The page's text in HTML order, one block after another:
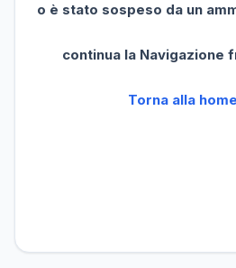
o è stato sospeso da un
continua la Navigazione
Torna alla